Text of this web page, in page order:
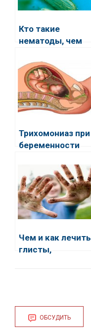
Кто такие
нематоды, чем
человека, и как с
ними бороться
Трихомониаз при
беременности
Чем и как лечить
глисты,
ОБСУДИТЬ